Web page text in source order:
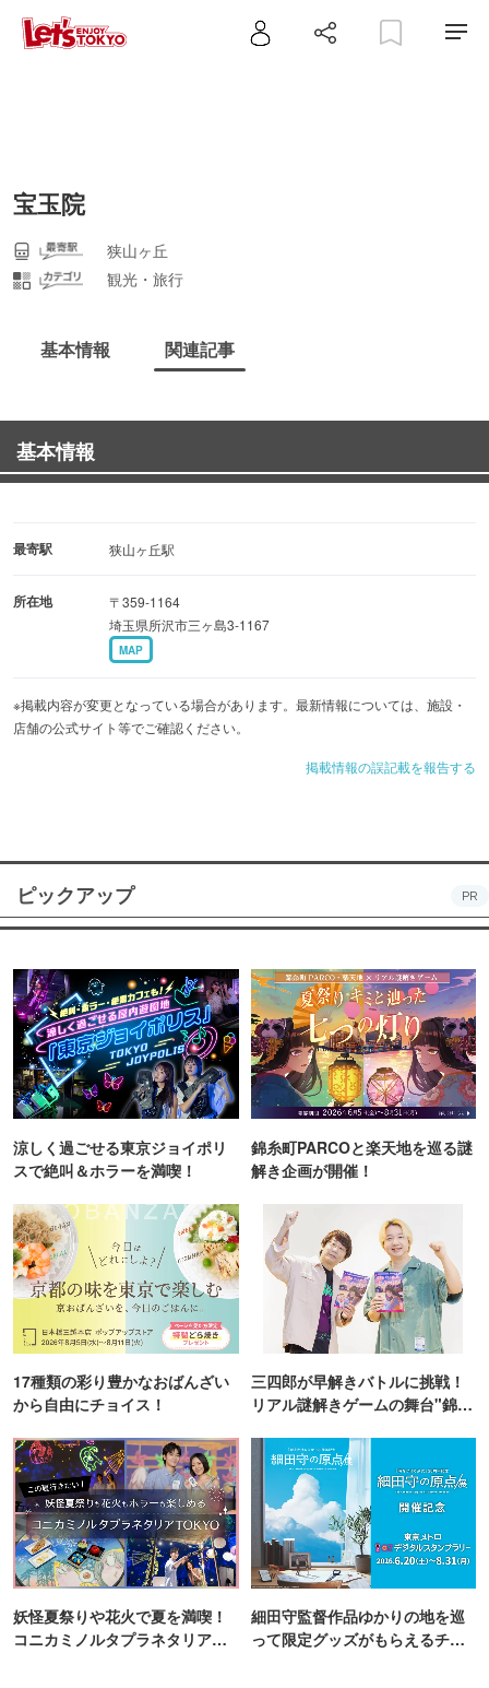
宝玉院
狭山ヶ丘
観光・旅行
基本情報 関連記事
基本情報
最寄駅 狭山ヶ丘駅
所在地
〒359-1164
埼玉県所沢市三ヶ島3-1167
MAP
※掲載内容が変更となっている場合があります。最新情報については、施設・
店舗の公式サイト等でご確認ください。
掲載情報の誤記載を報告する
ピックアップ PR
涼しく過ごせる東京ジョイポリ
スで絶叫＆ホラーを満喫！
錦糸町PARCOと楽天地を巡る謎
解き企画が開催！
17種類の彩り豊かなおばんざい
から自由にチョイス！
三四郎が早解きバトルに挑戦！
リアル謎解きゲームの舞台"錦糸
妖怪夏祭りや花火で夏を満喫！
コニカミノルタプラネタリア
細田守監督作品ゆかりの地を巡
って限定グッズがもらえるチャ